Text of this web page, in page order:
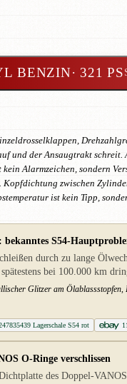
BENZIN· 321 PS
und der Ansaugtrakt schreit.
Alarmzeichen, sondern
Kopfdichtung zwischen
ist kein Tipp,
bekanntes S54-
durch zu lange
bei 100.000 km
Glitzer am Ölablassstopfen,
Lagerschale S54 rot
O-Ringe verschlissen
des Doppel-